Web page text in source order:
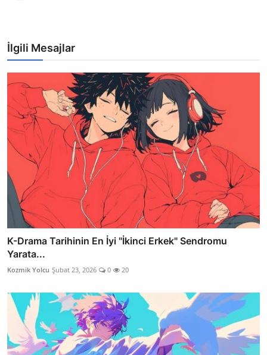
İlgili Mesajlar
K-Drama Tarihinin En İyi "İkinci Erkek" Sendromu
Yarata...
Kozmik Yolcu Şubat 23, 2026 0 20